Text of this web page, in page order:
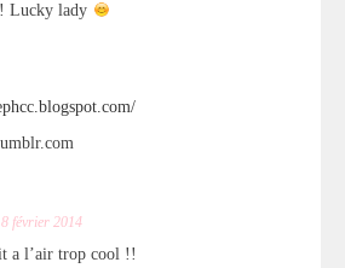
Lucky lady
8 février 2014
a l’air trop cool !!